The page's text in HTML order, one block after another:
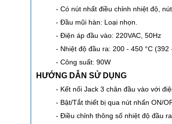
- Có nút nhất điều chỉnh nhiệt độ,
- Đầu mũi hàn: Loại nhọn.
- Điện áp đầu vào: 220VAC, 50Hz
- Nhiệt độ đầu ra: 200 - 450 °C (392
- Công suất: 90W
HƯỚNG DẪN SỬ DỤNG
- Kết nối Jack 3 chân đầu vào với
- Bật/Tắt thiết bị qua nút nhấn ON/
- Điều chỉnh thông số nhiệt độ đầu